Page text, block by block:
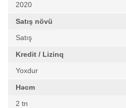
2020
Satış növü
Satış
Kredit / Lizinq
Yoxdur
Həcm
2 tn